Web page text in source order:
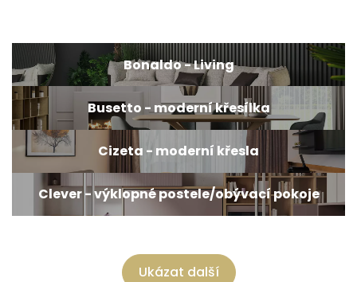
Bonaldo - Living
Busetto - moderní křesílka
Cizeta - moderní křesla
Clever - výklopné postele/obývací pokoje
Ukázat další